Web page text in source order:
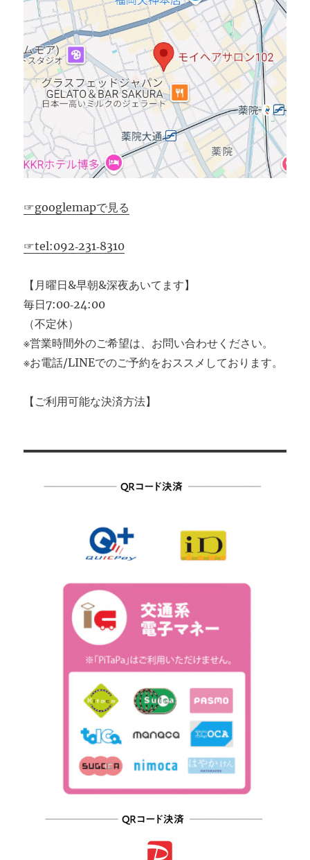
☞googlemapで見る
☞tel:092‐231‐8310
【月曜日&早朝&深夜あいてます】
毎日7:00‐24:00
（不定休）
※営業時間外のご希望は、お問い合わせください。
※お電話/LINEでのご予約をおススメしております。
【ご利用可能な決済方法】